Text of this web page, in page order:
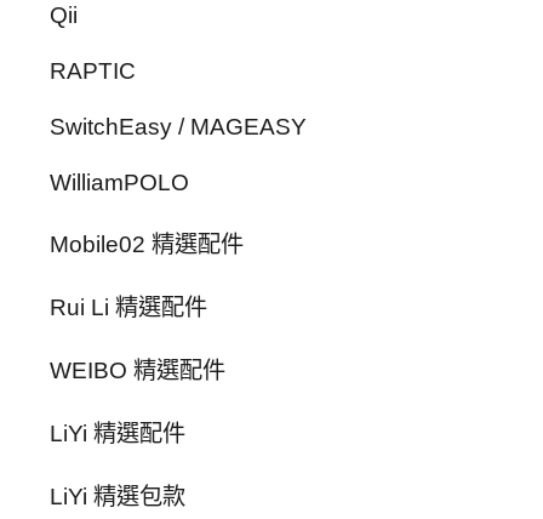
Qii
RAPTIC
SwitchEasy / MAGEASY
WilliamPOLO
Mobile02 精選配件
Rui Li 精選配件
WEIBO 精選配件
LiYi 精選配件
LiYi 精選包款